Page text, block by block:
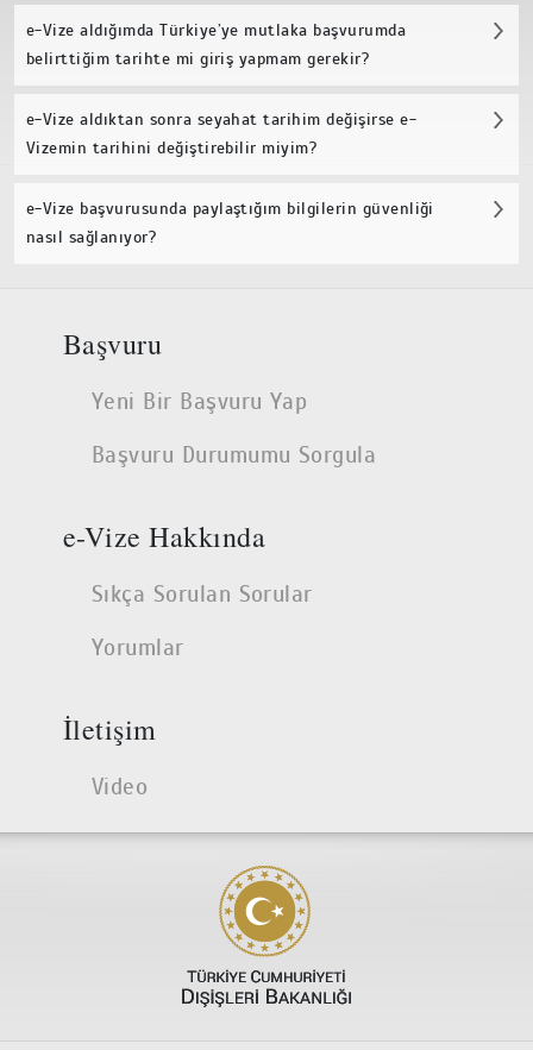
e-Vize aldığımda Türkiye’ye mutlaka başvurumda
belirttiğim tarihte mi giriş yapmam gerekir?
e-Vize aldıktan sonra seyahat tarihim değişirse e-
Vizemin tarihini değiştirebilir miyim?
e-Vize başvurusunda paylaştığım bilgilerin güvenliği
nasıl sağlanıyor?
Başvuru
Yeni Bir Başvuru Yap
Başvuru Durumumu Sorgula
e-Vize Hakkında
Sıkça Sorulan Sorular
Yorumlar
İletişim
Video